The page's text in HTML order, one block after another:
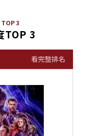
TOP 3
TOP 3
看完整排名